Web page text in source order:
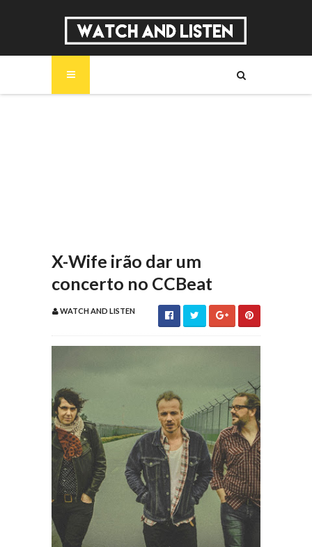
X-Wife irão dar um
concerto no CCBeat
WATCH AND LISTEN